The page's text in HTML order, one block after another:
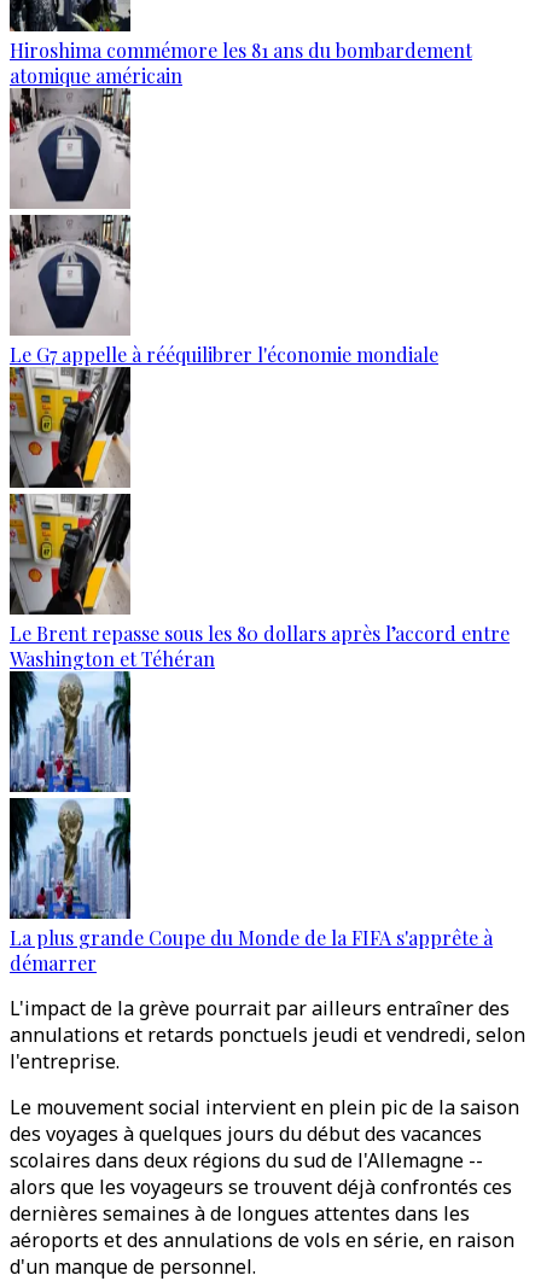
Hiroshima commémore les 81 ans du bombardement
atomique américain
Le G7 appelle à rééquilibrer l'économie mondiale
Le Brent repasse sous les 80 dollars après l’accord entre
Washington et Téhéran
La plus grande Coupe du Monde de la FIFA s'apprête à
démarrer
L'impact de la grève pourrait par ailleurs entraîner des
annulations et retards ponctuels jeudi et vendredi, selon
l'entreprise.
Le mouvement social intervient en plein pic de la saison
des voyages à quelques jours du début des vacances
scolaires dans deux régions du sud de l'Allemagne --
alors que les voyageurs se trouvent déjà confrontés ces
dernières semaines à de longues attentes dans les
aéroports et des annulations de vols en série, en raison
d'un manque de personnel.